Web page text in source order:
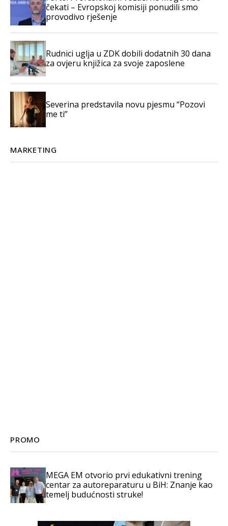
čekati – Evropskoj komisiji ponudili smo
provodivo rješenje
Rudnici uglja u ZDK dobili dodatnih 30 dana
za ovjeru knjižica za svoje zaposlene
Severina predstavila novu pjesmu “Pozovi
me ti”
MARKETING
PROMO
MEGA EM otvorio prvi edukativni trening
centar za autoreparaturu u BiH: Znanje kao
temelj budućnosti struke!